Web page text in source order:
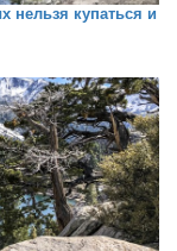
нельзя купаться и